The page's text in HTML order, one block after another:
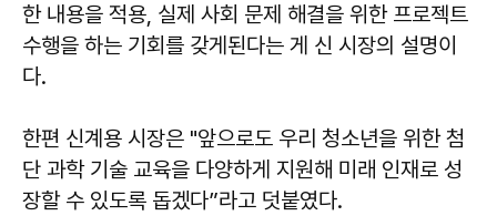
한 내용을 적용, 실제 사회 문제 해결을 위한 프로젝트
수행을 하는 기회를 갖게된다는 게 신 시장의 설명이
다.
한편 신계용 시장은 "앞으로도 우리 청소년을 위한 첨
단 과학 기술 교육을 다양하게 지원해 미래 인재로 성
장할 수 있도록 돕겠다”라고 덧붙였다.